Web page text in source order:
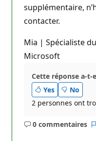
supplémentaire,
contacter.
Mia | Spécialiste
Microsoft
Cette réponse a-t-
Yes
No
2 personnes ont
0 commentaires
Aucun